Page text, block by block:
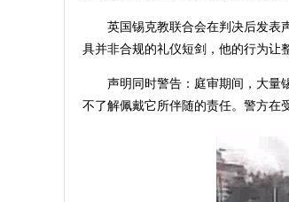
英国锡克教联合会在判决后发表
具并非合规的礼仪短剑，他的行为让
声明同时警告：庭审期间，大量
不了解佩戴它所伴随的责任。警方在